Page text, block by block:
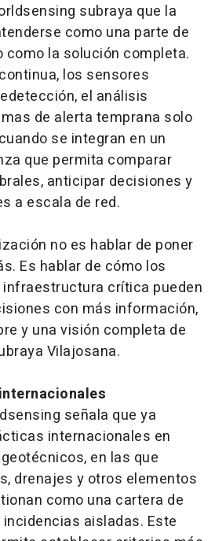
subraya que la
como una parte de
como la solución completa.
los sensores
el análisis
de alerta temprana solo
se integran en un
que permita comparar
anticipar decisiones y
a escala de red.
no es hablar de poner
Es hablar de cómo los
infraestructura crítica pueden
con más información,
y una visión completa de
Vilajosana.
señala que ya
internacionales en
en las que
drenajes y otros elementos
como una cartera de
aisladas. Este